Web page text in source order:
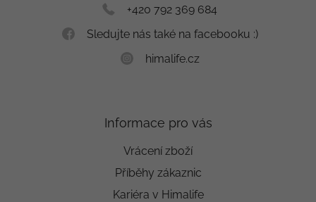
+420 792 369 684
Sledujte nás také na facebooku :)
himalife.cz
Informace pro vás
Vrácení zboží
Příběhy zákaznic
Kariéra v Himalife